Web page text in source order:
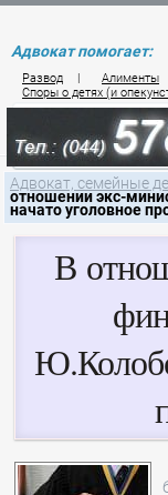
Адвокат помогает:
Развод | Алименты
Споры о детях (и
Цены на услуги по
Контакты семейного
Адвокат, семейные
отношении экс-
начато уголовное
В